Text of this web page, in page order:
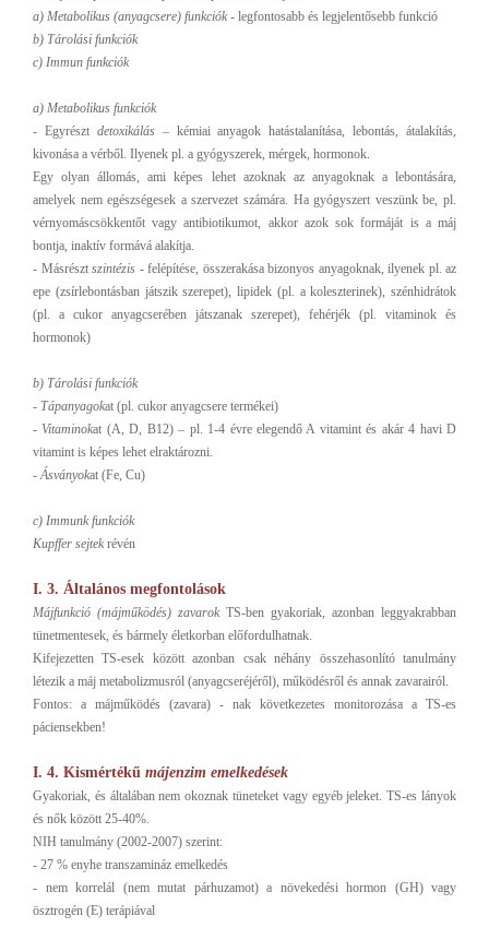
a) Metabolikus (anyagcsere) funkciók- legfontosabb és legjelentősebb funkció
b) Tárolási funkciók
c) Immun funkciók
a) Metabolikus funkciók
- Egyrészt detoxikálás– kémiai anyagok hatástalanítása, lebontás, átalakítás,
kivonása a vérből. Ilyenek pl. a gyógyszerek, mérgek, hormonok.
Egy olyan állomás, ami képes lehet azoknak az anyagoknak a lebontására,
amelyek nem egészségesek a szervezet számára. Ha gyógyszert veszünk be, pl.
vérnyomáscsökkentőt vagy antibiotikumot, akkor azok sok formáját is a máj
bontja, inaktív formává alakítja.
- Másrészt szintézis - felépítése, összerakása bizonyos anyagoknak, ilyenek pl. az
epe (zsírlebontásban játszik szerepet), lipidek (pl. a koleszterinek), szénhidrátok
(pl. a cukor anyagcserében játszanak szerepet), fehérjék (pl. vitaminok és
hormonok)
b) Tárolási funkciók
- Tápanyagokat (pl. cukor anyagcsere termékei)
- Vitaminokat (A, D, B12) – pl. 1-4 évre elegendő A vitamint és akár 4 havi D
vitamint is képes lehet elraktározni.
-Ásványokat (Fe, Cu)
c) Immunk funkciók
Kupffer sejtekrévén
I. 3. Általános megfontolások
Májfunkció (májműködés) zavarokTS-ben gyakoriak, azonban leggyakrabban
tünetmentesek, és bármely életkorban előfordulhatnak.
Kifejezetten TS-esek között azonban csak néhány összehasonlító tanulmány
létezik a máj metabolizmusról (anyagcseréjéről), működésről és annak zavarairól.
Fontos: a májműködés (zavara) - nak következetes monitorozása a TS-es
páciensekben!
I. 4. Kismértékű májenzim emelkedések
Gyakoriak, és általában nem okoznak tüneteket vagy egyéb jeleket. TS-es lányok
és nők között 25-40%.
NIH tanulmány (2002-2007) szerint:
- 27 % enyhe transzamináz emelkedés
- nem korrelál (nem mutat párhuzamot) a növekedési hormon (GH) vagy
ösztrogén (E) terápiával